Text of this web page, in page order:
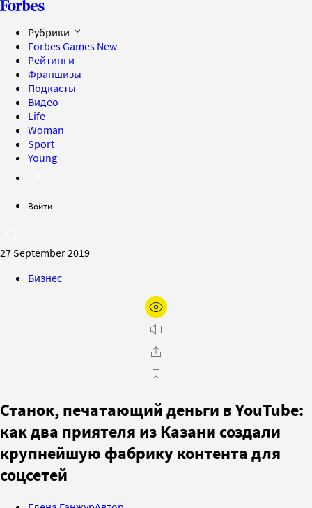
Рубрики
Forbes Games New
Рейтинги
Франшизы
Подкасты
Видео
Life
Woman
Sport
Young
Войти
27 September 2019
Бизнес
Станок, печатающий деньги в YouTube:
как два приятеля из Казани создали
крупнейшую фабрику контента для
соцсетей